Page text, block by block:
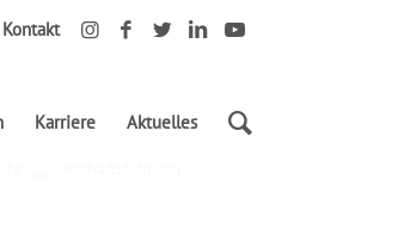
Kontakt
Karriere Aktuelles